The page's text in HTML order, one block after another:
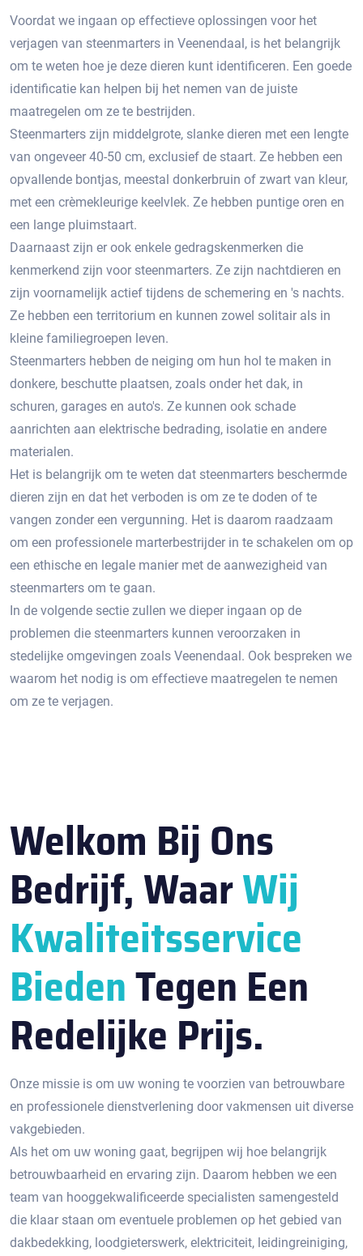
Voordat we ingaan op effectieve oplossingen voor het
verjagen van steenmarters in Veenendaal, is het belangrijk
om te weten hoe je deze dieren kunt identificeren. Een goede
identificatie kan helpen bij het nemen van de juiste
maatregelen om ze te bestrijden.​
Steenmarters zijn middelgrote, slanke dieren met een lengte
van ongeveer 40-50 cm, exclusief de staart.​ Ze hebben een
opvallende bontjas, meestal donkerbruin of zwart van kleur,
met een crèmekleurige keelvlek.​ Ze hebben puntige oren en
een lange pluimstaart.​
Daarnaast zijn er ook enkele gedragskenmerken die
kenmerkend zijn voor steenmarters. Ze zijn nachtdieren en
zijn voornamelijk actief tijdens de schemering en 's nachts.
Ze hebben een territorium en kunnen zowel solitair als in
kleine familiegroepen leven.​
Steenmarters hebben de neiging om hun hol te maken in
donkere, beschutte plaatsen, zoals onder het dak, in
schuren, garages en auto's.​ Ze kunnen ook schade
aanrichten aan elektrische bedrading, isolatie en andere
materialen.​
Het is belangrijk om te weten dat steenmarters beschermde
dieren zijn en dat het verboden is om ze te doden of te
vangen zonder een vergunning.​ Het is daarom raadzaam
om een professionele marterbestrijder in te schakelen om op
een ethische en legale manier met de aanwezigheid van
steenmarters om te gaan.
In de volgende sectie zullen we dieper ingaan op de
problemen die steenmarters kunnen veroorzaken in
stedelijke omgevingen zoals Veenendaal.​ Ook bespreken we
waarom het nodig is om effectieve maatregelen te nemen
om ze te verjagen.​
Welkom Bij Ons
Bedrijf, WaarWij
Kwaliteitsservice
BiedenTegen Een
Redelijke Prijs.
Onze missie is om uw woning te voorzien van betrouwbare
en professionele dienstverlening door vakmensen uit diverse
vakgebieden.
Als het om uw woning gaat, begrijpen wij hoe belangrijk
betrouwbaarheid en ervaring zijn. Daarom hebben we een
team van hooggekwalificeerde specialisten samengesteld
die klaar staan om eventuele problemen op het gebied van
dakbedekking, loodgieterswerk, elektriciteit, leidingreiniging,